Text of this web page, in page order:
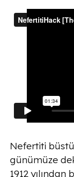
Nefertiti büstü
günümüze
1912